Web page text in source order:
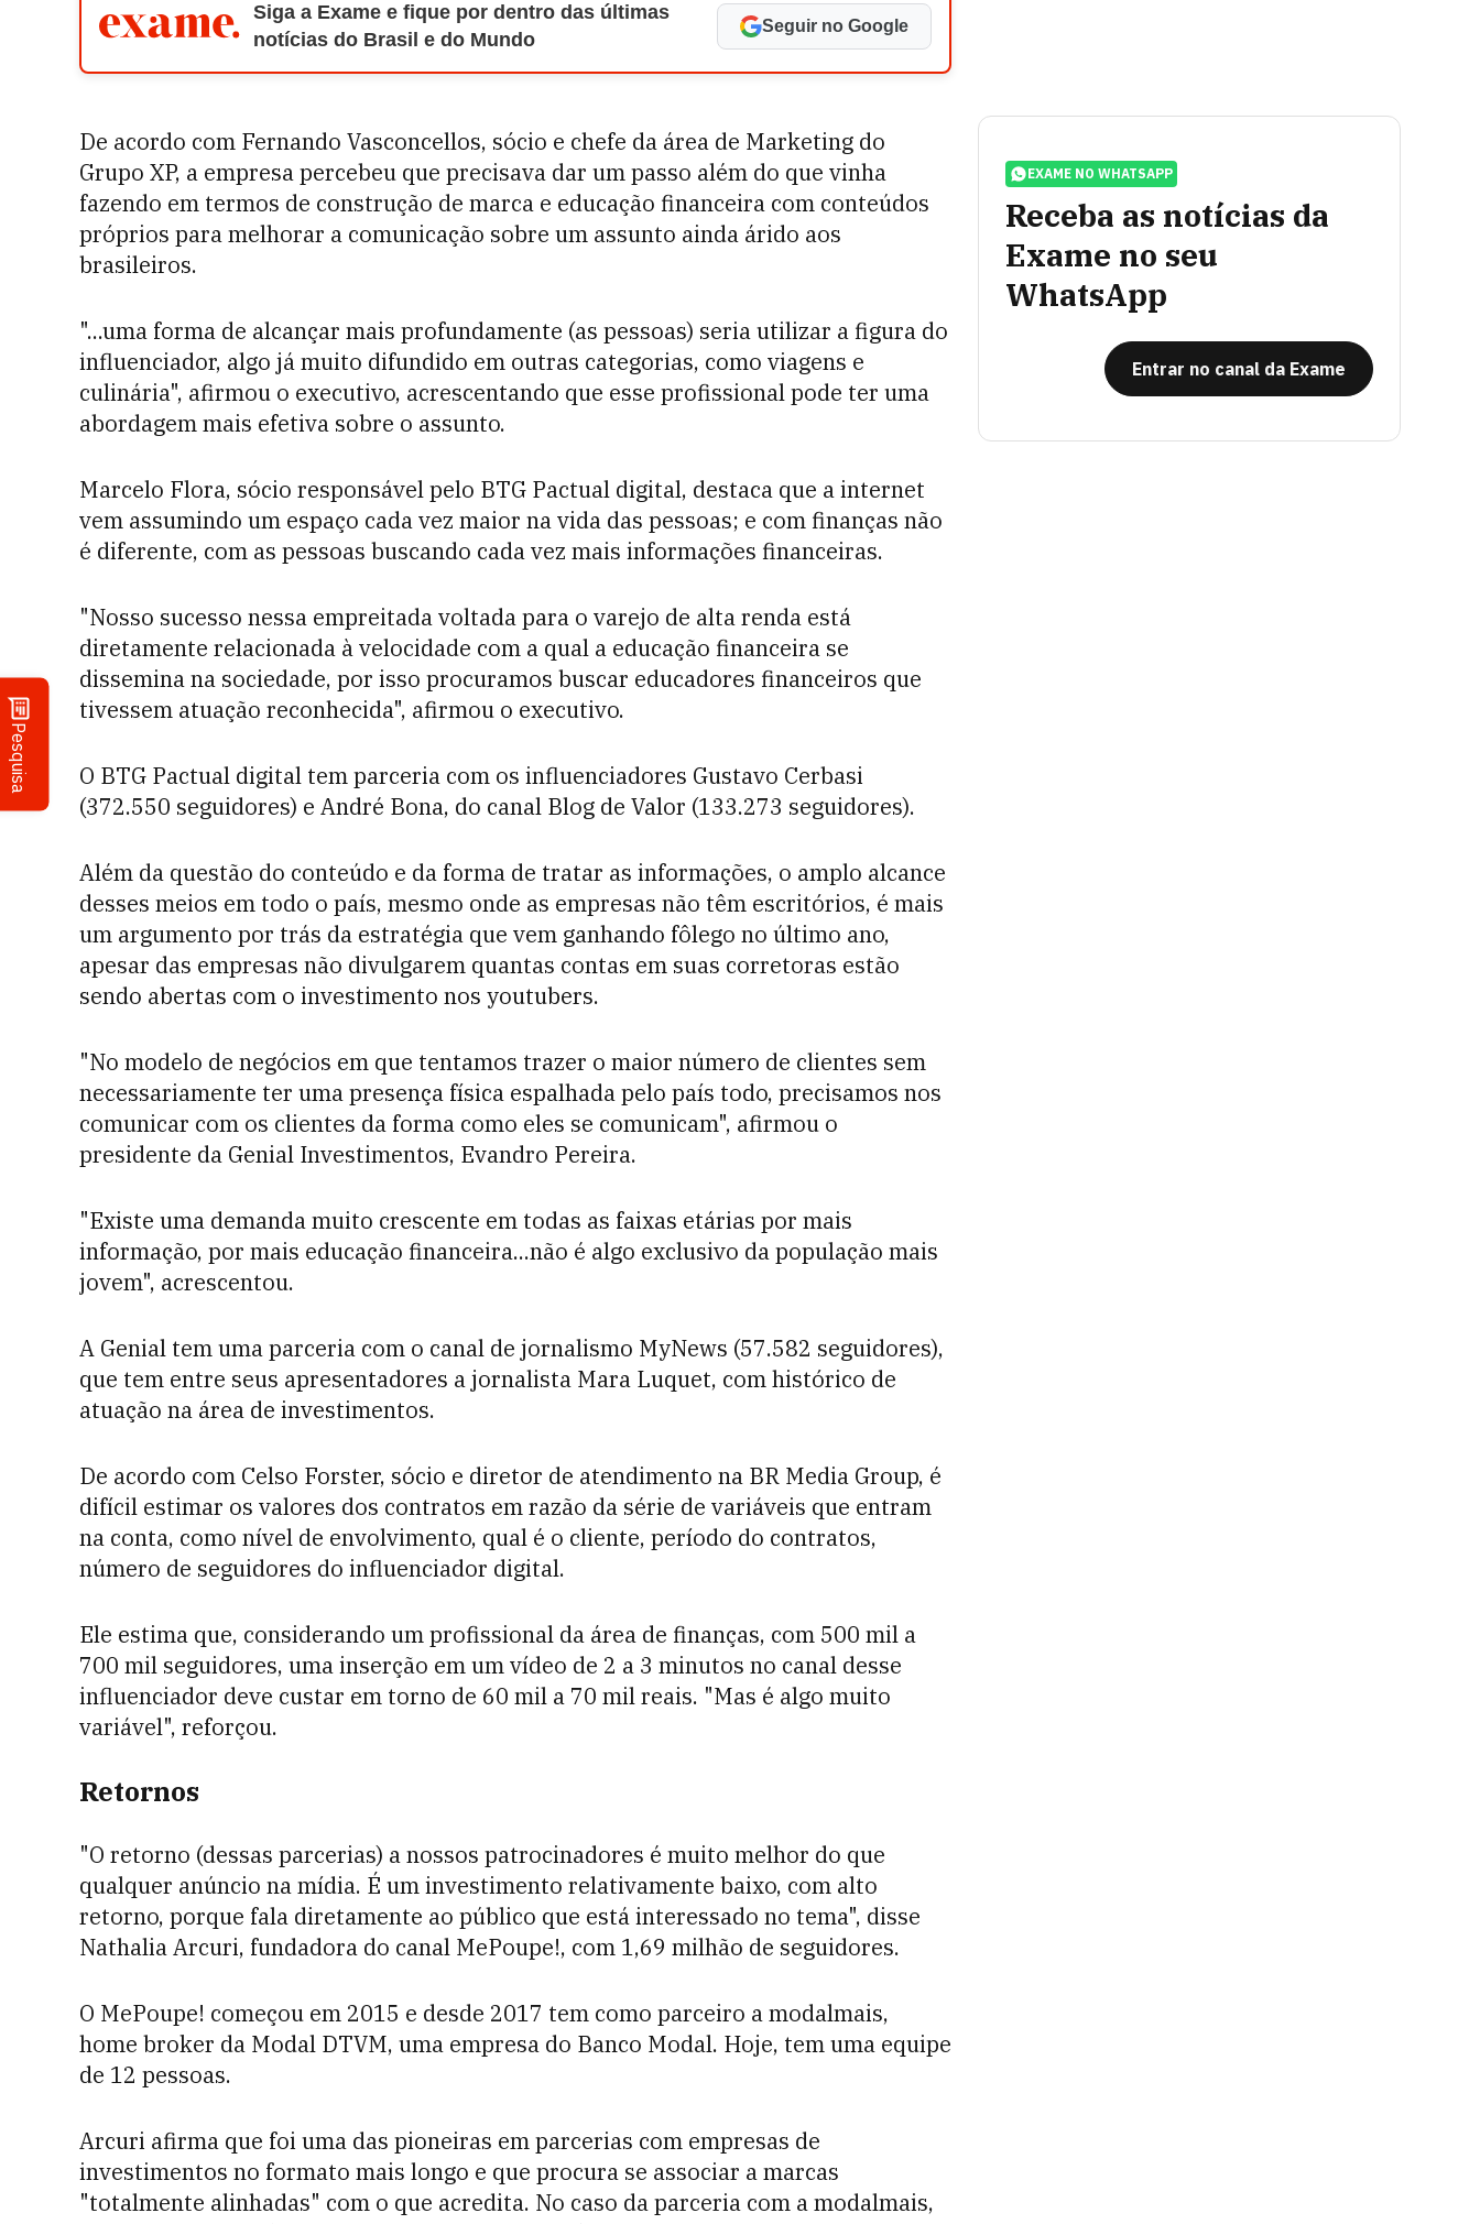
Pesquisa
Siga a Exame e fique por dentro das últimas
notícias do Brasil e do Mundo
Seguir no Google
De acordo com Fernando Vasconcellos, sócio e chefe da área de Marketing do
Grupo XP, a empresa percebeu que precisava dar um passo além do que vinha
fazendo em termos de construção de marca e educação financeira com conteúdos
próprios para melhorar a comunicação sobre um assunto ainda árido aos
brasileiros.
"...uma forma de alcançar mais profundamente (as pessoas) seria utilizar a figura do
influenciador, algo já muito difundido em outras categorias, como viagens e
culinária", afirmou o executivo, acrescentando que esse profissional pode ter uma
abordagem mais efetiva sobre o assunto.
Marcelo Flora, sócio responsável pelo BTG Pactual digital, destaca que a internet
vem assumindo um espaço cada vez maior na vida das pessoas; e com finanças não
é diferente, com as pessoas buscando cada vez mais informações financeiras.
"Nosso sucesso nessa empreitada voltada para o varejo de alta renda está
diretamente relacionada à velocidade com a qual a educação financeira se
dissemina na sociedade, por isso procuramos buscar educadores financeiros que
tivessem atuação reconhecida", afirmou o executivo.
O BTG Pactual digital tem parceria com os influenciadores Gustavo Cerbasi
(372.550 seguidores) e André Bona, do canal Blog de Valor (133.273 seguidores).
Além da questão do conteúdo e da forma de tratar as informações, o amplo alcance
desses meios em todo o país, mesmo onde as empresas não têm escritórios, é mais
um argumento por trás da estratégia que vem ganhando fôlego no último ano,
apesar das empresas não divulgarem quantas contas em suas corretoras estão
sendo abertas com o investimento nos youtubers.
"No modelo de negócios em que tentamos trazer o maior número de clientes sem
necessariamente ter uma presença física espalhada pelo país todo, precisamos nos
comunicar com os clientes da forma como eles se comunicam", afirmou o
presidente da Genial Investimentos, Evandro Pereira.
"Existe uma demanda muito crescente em todas as faixas etárias por mais
informação, por mais educação financeira...não é algo exclusivo da população mais
jovem", acrescentou.
A Genial tem uma parceria com o canal de jornalismo MyNews (57.582 seguidores),
que tem entre seus apresentadores a jornalista Mara Luquet, com histórico de
atuação na área de investimentos.
De acordo com Celso Forster, sócio e diretor de atendimento na BR Media Group, é
difícil estimar os valores dos contratos em razão da série de variáveis que entram
na conta, como nível de envolvimento, qual é o cliente, período do contratos,
número de seguidores do influenciador digital.
Ele estima que, considerando um profissional da área de finanças, com 500 mil a
700 mil seguidores, uma inserção em um vídeo de 2 a 3 minutos no canal desse
influenciador deve custar em torno de 60 mil a 70 mil reais. "Mas é algo muito
variável", reforçou.
Retornos
"O retorno (dessas parcerias) a nossos patrocinadores é muito melhor do que
qualquer anúncio na mídia. É um investimento relativamente baixo, com alto
retorno, porque fala diretamente ao público que está interessado no tema", disse
Nathalia Arcuri, fundadora do canal MePoupe!, com 1,69 milhão de seguidores.
O MePoupe! começou em 2015 e desde 2017 tem como parceiro a modalmais,
home broker da Modal DTVM, uma empresa do Banco Modal. Hoje, tem uma equipe
de 12 pessoas.
Arcuri afirma que foi uma das pioneiras em parcerias com empresas de
investimentos no formato mais longo e que procura se associar a marcas
"totalmente alinhadas" com o que acredita. No caso da parceria com a modalmais,
EXAME NO WHATSAPP
Receba as notícias da
Exame no seu
WhatsApp
Entrar no canal da Exame